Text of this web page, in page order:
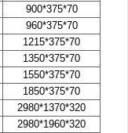
900*375*70
960*375*70
1215*375*70
1350*375*70
1550*375*70
1850*375*70
2980*1370*320
2980*1960*320